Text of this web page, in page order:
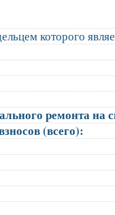
которого
ремонта на
(всего):